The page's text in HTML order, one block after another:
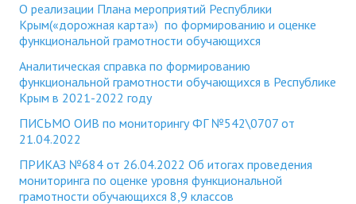
О реализации Плана мероприятий Республики
Крым(«дорожная карта») по формированию и оценке
функциональной грамотности обучающихся
Аналитическая справка по формированию
функциональной грамотности обучающихся в Республике
Крым в 2021-2022 году
ПИСЬМО ОИВ по мониторингу ФГ №542\0707 от
21.04.2022
ПРИКАЗ №684 от 26.04.2022 Об итогах проведения
мониторинга по оценке уровня функциональной
грамотности обучающихся 8,9 классов